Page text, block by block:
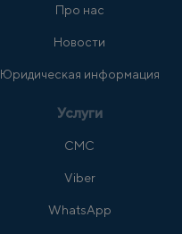
Про нас
Новости
Юридическая информация
Услуги
СМС
Viber
WhatsApp